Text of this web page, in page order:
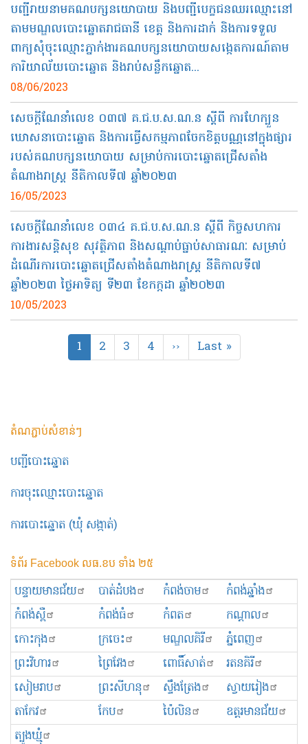
បញ្ជីរាយនាមគណបក្សនយោបាយ និងបញ្ជីបេក្ខជនឈរឈ្មោះនៅ
តាមមណ្ឌលបោះឆ្នោតរាជធានី ខេត្ត និងការដាក់ និងការទទួល
ពាក្យសុំចុះឈ្មោះភ្នាក់ងារគណបក្សនយោបាយសង្កេតការណ៍តាម
ការិយាល័យបោះឆ្នោត និងរាប់សន្លឹកឆ្នោត...
08/06/2023
សេចក្តីណែនាំលេខ ០៣៧ គ.ជ.ប.ស.ណ.ន ស្តីពី ការហែក្បួន
ឃោសនាបោះឆ្នោត និងការធ្វើសកម្មភាពចែកខិត្តបណ្ណនៅក្នុងផ្សារ
របស់គណបក្សនយោបាយ សម្រាប់ការបោះឆ្នោតជ្រើសតាំង
តំណាងរាស្ត្រ នីតិកាលទី៧ ឆ្នាំ២០២៣
16/05/2023
សេចក្ដីណែនាំលេខ ០៣៤ គ.ជ.ប.ស.ណ.ន ស្ដីពី កិច្ចសហការ
ការងារសន្តិសុខ សុវត្ថិភាព និងសណ្ដាប់ធ្នាប់សាធារណៈ សម្រាប់
ដំណើរការបោះឆ្នោតជ្រើសតាំងតំណាងរាស្ត្រ នីតិកាលទី៧
ឆ្នាំ២០២៣ ថ្ងៃអាទិត្យ ទី២៣ ខែកក្កដា ឆ្នាំ២០២៣
10/05/2023
Pagination
Current
page
1 Page
2 Page
3 Page
4
Next
page
››
Last
page
Last »
តំណភ្ជាប់សំខាន់ៗ
បញ្ជីបោះឆ្នោត
ការចុះឈ្មោះបោះឆ្នោត
ការបោះឆ្នោត (ឃុំ សង្កាត់)
ទំព័រ Facebook លធ.ខប ទាំង ២៥
បន្ទាយមានជ័យ បាត់ដំបង កំពង់ចាម
កំពង់ឆ្នាំង
កំពង់ស្ពឺ
កំពង់ធំ កំពត
កណ្ដាល
កោះកុង
ក្រចេះ មណ្ឌលគិរី
ភ្នំពេញ
ព្រះ​វិហារ
ព្រៃវែង ពោធិ៍សាត់
រតនគិរី
សៀមរាប
ព្រះសីហនុ ស្ទឹងត្រែង
ស្វាយរៀង
តាកែវ
កែប ប៉ៃលិន
ឧត្ដរមានជ័យ
ត្បូងឃ្មុំ